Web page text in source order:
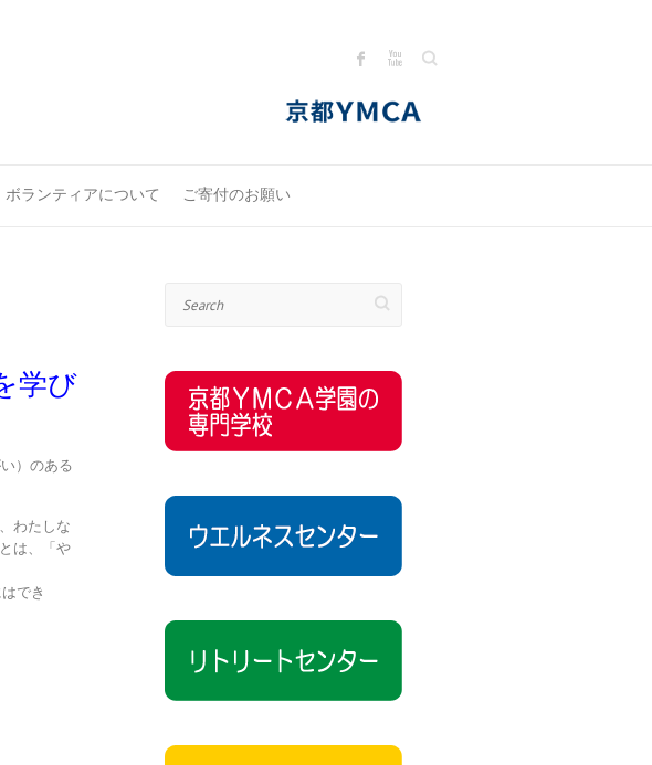
Search
ボランティアについて ご寄付のお願い
学び
）のある
わたしな
は、「や
でき